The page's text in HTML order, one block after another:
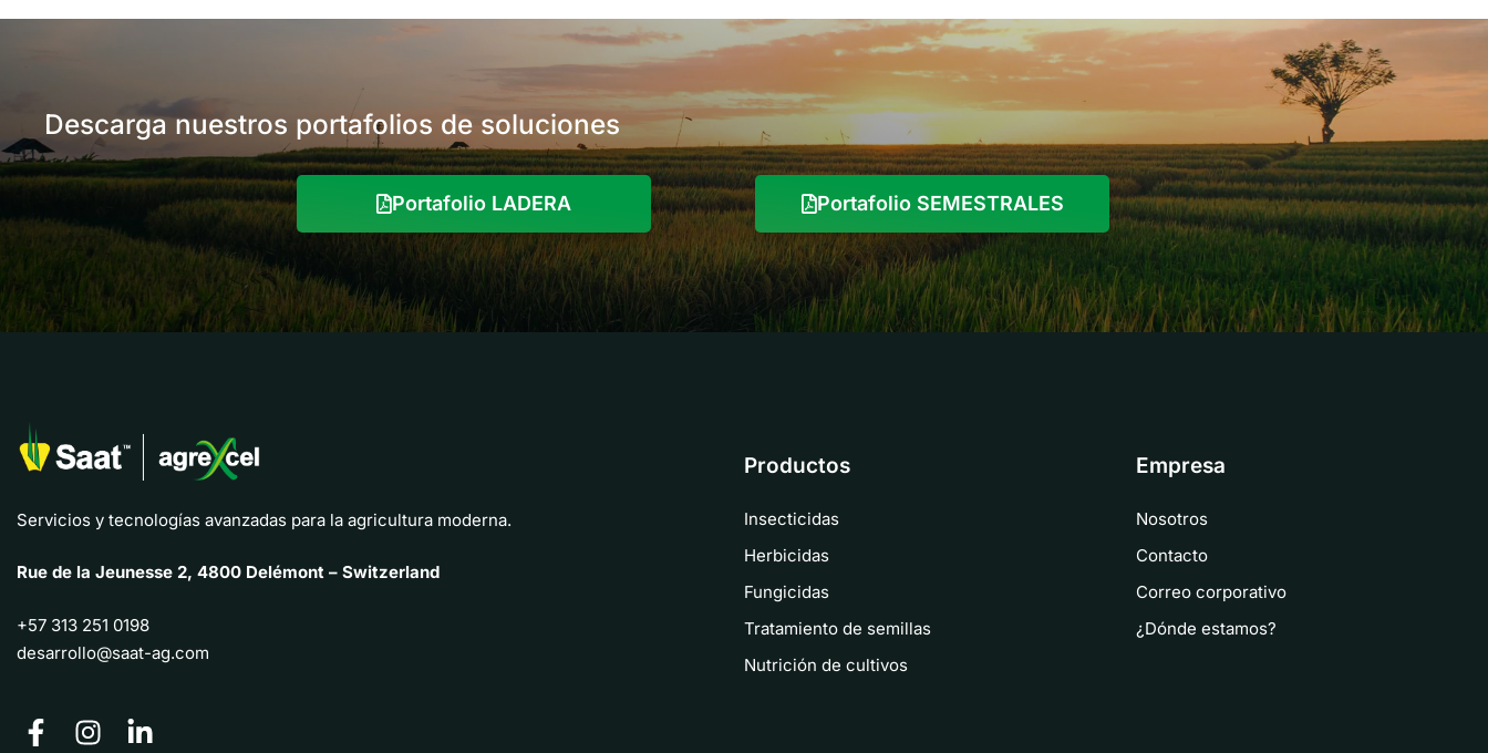
Descarga nuestros portafolios de soluciones
Portafolio LADERA Portafolio SEMESTRALES
Servicios y tecnologías avanzadas para la agricultura moderna.
Rue de la Jeunesse 2, 4800 Delémont – Switzerland
+57 313 251 0198
desarrollo@saat-ag.com
Productos
Insecticidas
Herbicidas
Fungicidas
Tratamiento de semillas
Nutrición de cultivos
Empresa
Nosotros
Contacto
Correo corporativo
¿Dónde estamos?